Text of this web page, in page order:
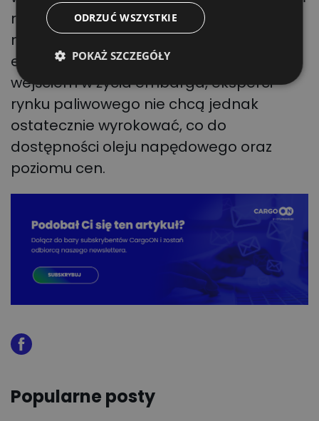
raczej trend odchodzenia od oleju
napędowego na rzecz napędu
elektrycznego oraz gazowego. Przed
wejściem w życia embarga, eksperci
rynku paliwowego nie chcą jednak
ostatecznie wyrokować, co do
dostępności oleju napędowego oraz
poziomu cen.
Popularne posty
ODRZUĆ WSZYSTKIE
POKAŻ SZCZEGÓŁY